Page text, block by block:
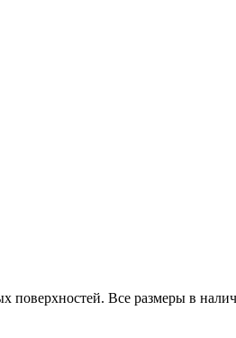
Все размеры в